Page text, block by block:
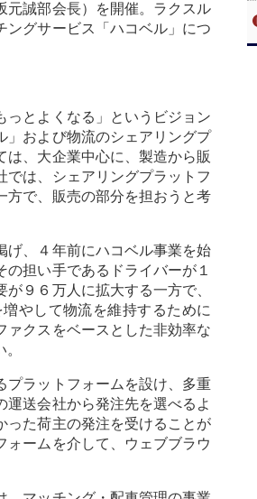
元誠部会長）を開催。ラクスル
ングサービス「ハコベル」につ
っとよくなる」というビジョン
」および物流のシェアリングプ
は、大企業中心に、製造から販
では、シェアリングプラットフ
方で、販売の部分を担おうと考
げ、４年前にハコベル事業を始
担い手であるドライバーが１
９６万人に拡大する一方で、
やして物流を維持するために
ァクスをベースとした非効率な
プラットフォームを設け、多重
送会社から発注先を選べるよ
った荷主の発注を受けることが
ォームを介して、ウェブブラウ